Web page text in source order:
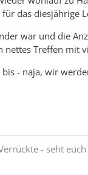
das diesjährige
war und die
nettes Treffen mit
- naja, wir
- seht